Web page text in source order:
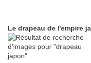
Le drapeau de l'empire